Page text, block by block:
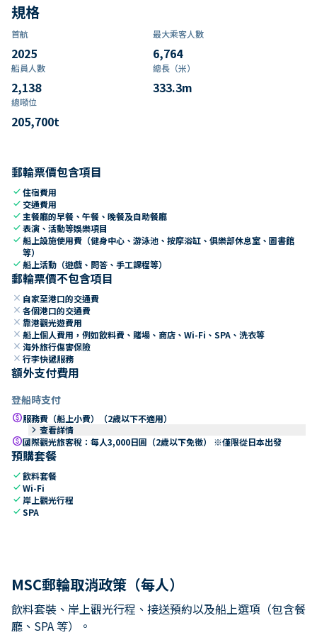
規格
首航
2025
最大乘客人數
6,764
船員人數
2,138
總長（米）
333.3m
總噸位
205,700t
郵輪票價包含項目
check住宿費用
check 交通費用
check 主餐廳的早餐、午餐、晚餐及自助餐廳
check表演、活動等娛樂項目
check船上設施使用費（健身中心、游泳池、按摩浴缸、俱樂部休息室、圖書館
等）
check船上活動（遊戲、問答、手工課程等）
郵輪票價不包含項目
close 自家至港口的交通費
close 各個港口的交通費
close 靠港觀光遊費用
close 船上個人費用，例如飲料費、賭場、商店、Wi-Fi、SPA、洗衣等
close 海外旅行傷害保險
close 行李快遞服務
額外支付費用
登船時支付
paid服務費（船上小費）（2歲以下不適用）
keyboard_arrow_right 查看詳情
paid國際觀光旅客稅：每人3,000日圓（2歲以下免徵） ※僅限從日本出發
預購套餐
check飲料套餐
checkWi-Fi
check 岸上觀光行程
checkSPA
MSC郵輪取消政策（每人）
飲料套裝、岸上觀光行程、接送預約以及船上選項（包含餐
廳、SPA 等）。